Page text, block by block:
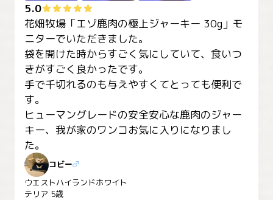
5.0
花畑牧場「エゾ鹿肉の極上ジャーキー 30g」モ
ニターでいただきました。
袋を開けた時からすごく気にしていて、食いつ
きがすごく良かったです。
手で千切れるのも与えやすくてとっても便利で
す。
ヒューマングレードの安全安心な鹿肉のジャー
キー、我が家のワンコお気に入りになりまし
た。
コビー♂
ウエストハイランドホワイト
テリア 5歳